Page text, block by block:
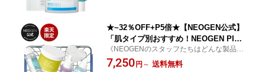
★~32％OFF+P5倍★【NEOGEN公式】
「肌タイプ別おすすめ！NEOGEN PICK
SET 4 TYPES」ラッキーボックス スキ
ンケア ドクダミ 化粧水 ブライトニング
《NEOGENのスタッフたちはどんな製品使
ってる？》 肌タイプ別オススメセット紹介
＆お得にゲット！
7,250円 ～ 送料無料